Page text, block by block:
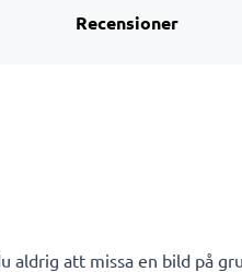
Recensioner
aldrig att missa en bild på